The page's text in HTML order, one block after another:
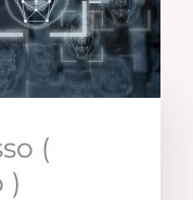
(
)